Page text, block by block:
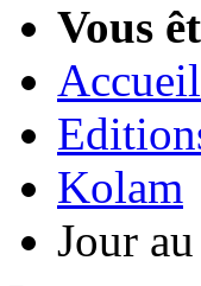
Vous
Kolam
Jour